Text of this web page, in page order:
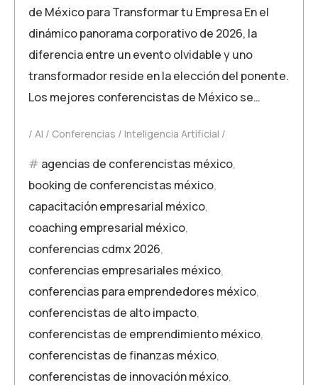
de México para Transformar tu Empresa En el
dinámico panorama corporativo de 2026, la
diferencia entre un evento olvidable y uno
transformador reside en la elección del ponente.
Los mejores conferencistas de México se…
AI Conferencias Inteligencia Artificial
agencias de conferencistas méxico,
booking de conferencistas méxico,
capacitación empresarial méxico,
coaching empresarial méxico,
conferencias cdmx 2026,
conferencias empresariales méxico,
conferencias para emprendedores méxico,
conferencistas de alto impacto,
conferencistas de emprendimiento méxico,
conferencistas de finanzas méxico,
conferencistas de innovación méxico,